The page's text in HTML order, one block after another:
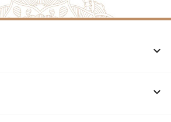

